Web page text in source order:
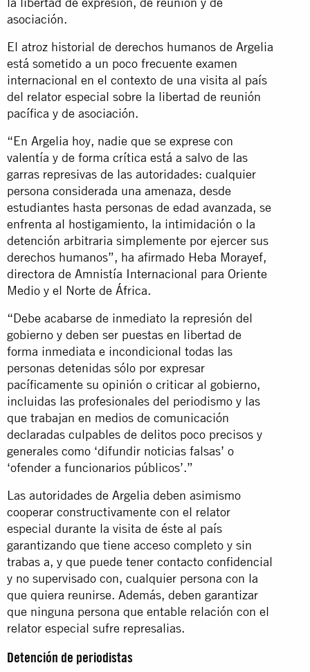
asociación.
El atroz historial de derechos humanos de Argelia
está sometido a un poco frecuente examen
internacional en el contexto de una visita al país
del relator especial sobre la libertad de reunión
pacífica y de asociación.
“En Argelia hoy, nadie que se exprese con
valentía y de forma crítica está a salvo de las
garras represivas de las autoridades: cualquier
persona considerada una amenaza, desde
estudiantes hasta personas de edad avanzada, se
enfrenta al hostigamiento, la intimidación o la
detención arbitraria simplemente por ejercer sus
derechos humanos”, ha afirmado Heba Morayef,
directora de Amnistía Internacional para Oriente
Medio y el Norte de África.
“Debe acabarse de inmediato la represión del
gobierno y deben ser puestas en libertad de
forma inmediata e incondicional todas las
personas detenidas sólo por expresar
pacíficamente su opinión o criticar al gobierno,
incluidas las profesionales del periodismo y las
que trabajan en medios de comunicación
declaradas culpables de delitos poco precisos y
generales como ‘difundir noticias falsas’ o
‘ofender a funcionarios públicos’.”
Las autoridades de Argelia deben asimismo
cooperar constructivamente con el relator
especial durante la visita de éste al país
garantizando que tiene acceso completo y sin
trabas a, y que puede tener contacto confidencial
y no supervisado con, cualquier persona con la
que quiera reunirse. Además, deben garantizar
que ninguna persona que entable relación con el
relator especial sufre represalias.
Detención de periodistas